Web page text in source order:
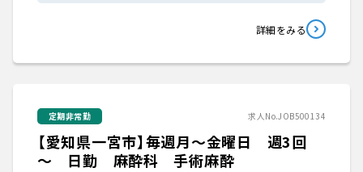
詳細をみる
定期非常勤 求人No.JOB500134
【愛知県一宮市】毎週月～金曜日 週3回
～ 日勤 麻酔科 手術麻酔